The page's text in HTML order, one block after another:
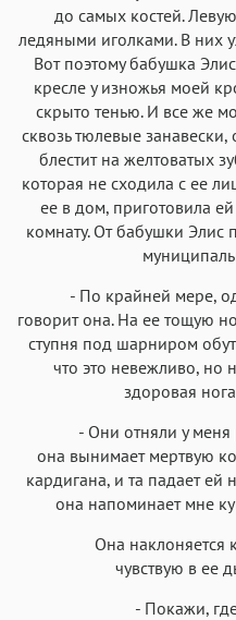
Аа
Helvetica Neue
Аа
Arial
Аа
Courier
Аа
Courier New
до самых костей.
ледяными иголками. В них
Вот поэтому бабушка
кресле у изножья моей
скрыто тенью. И все же
сквозь тюлевые
блестит на желтоватых
которая не сходила с ее
ее в дом, приготовила
комнату. От бабушки Элис
- По крайней мере,
говорит она. На ее тощую
ступня под шарниром
что это невежливо, но
здоровая
- Они отняли у меня
она вынимает мертвую
кардигана, и та падает ей
она напоминает мне
Она наклоняется ко
чувствую в ее
- Покажи, где